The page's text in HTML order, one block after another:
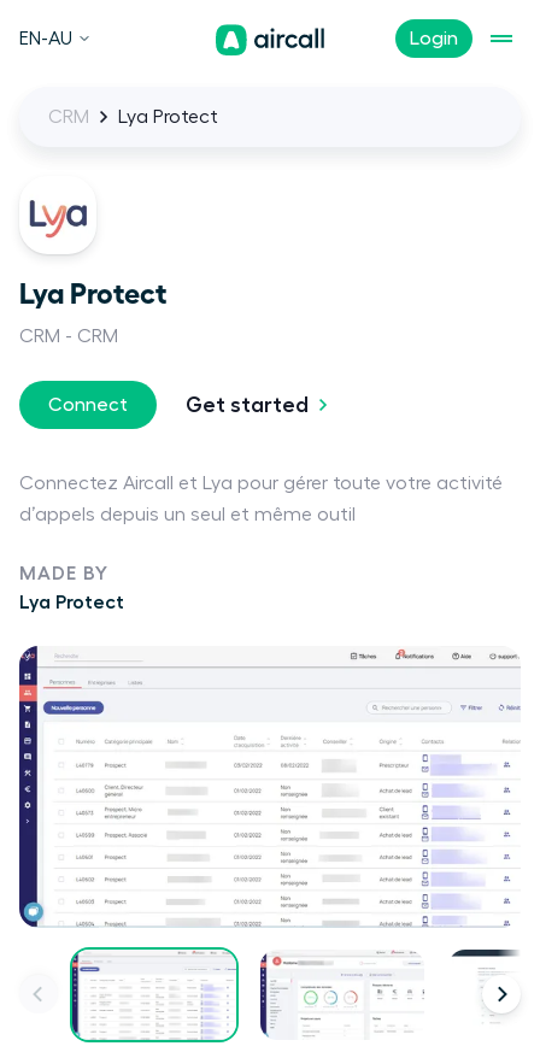
Login
EN-AU
CRM Lya Protect
Lya Protect
CRM CRM
Connect Get started
Connectez Aircall et Lya pour gérer toute votre activité
d’appels depuis un seul et même outil
MADE BY
Lya Protect